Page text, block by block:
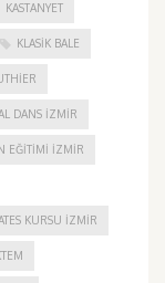
KASTANYET
KLASIK BALE
DANS İZMIR
EĞITIMI İZMIR
KURSU İZMIR